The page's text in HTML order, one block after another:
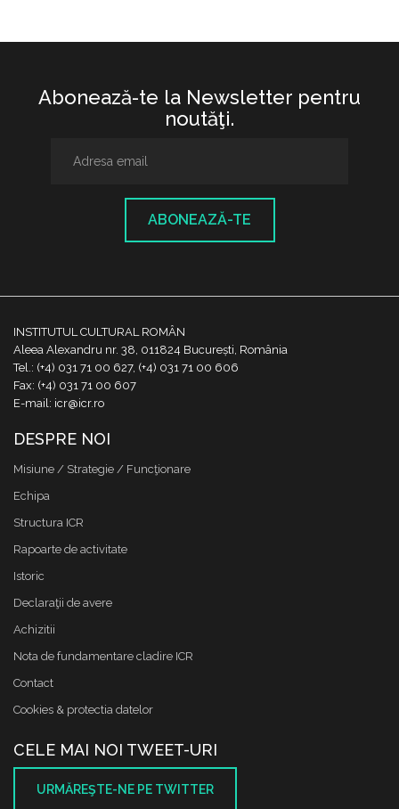
Abonează-te la Newsletter pentru
noutăţi.
ABONEAZĂ-TE
INSTITUTUL CULTURAL ROMÂN
Aleea Alexandru nr. 38, 011824 București, România
Tel.: (+4) 031 71 00 627, (+4) 031 71 00 606
Fax: (+4) 031 71 00 607
E-mail: icr@icr.ro
DESPRE NOI
Misiune / Strategie / Funcţionare
Echipa
Structura ICR
Rapoarte de activitate
Istoric
Declaraţii de avere
Achizitii
Nota de fundamentare cladire ICR
Contact
Cookies & protectia datelor
CELE MAI NOI TWEET-URI
URMĂREŞTE-NE PE TWITTER